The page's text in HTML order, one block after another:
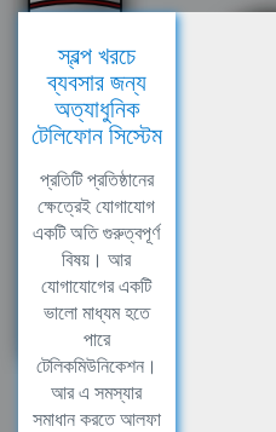
স্বল্প খরচে
ব্যবসার জন্য
অত্যাধুনিক
টেলিফোন সিস্টেম
প্রতিটি প্রতিষ্ঠানের
ক্ষেত্রেই যোগাযোগ
একটি অতি গুরুত্বপূর্ণ
বিষয়। আর
যোগাযোগের একটি
ভালো মাধ্যম হতে
পারে
টেলিকমিউনিকেশন।
আর এ সমস্যার
সমাধান করতে আলফা